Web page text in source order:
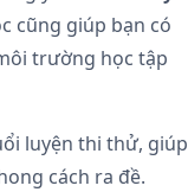
cũng giúp bạn có
trường học tập
luyện thi thử, giúp
cách ra đề.